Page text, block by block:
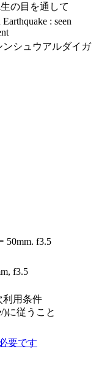
の目を通して
: seen
シュウアルダイガ
50mm. f3.5
f3.5
利用条件
)に従うこと
要です